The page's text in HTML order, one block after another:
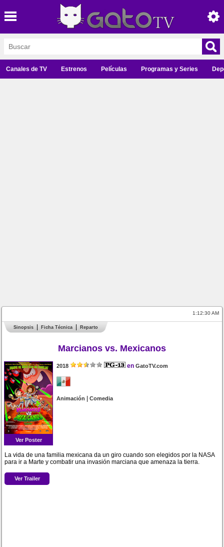
Canales de TV Estrenos Películas Programas y Series
1:12:30 AM
Sinopsis Ficha Técnica Reparto
Marcianos vs. Mexicanos
Ver Poster
2018 en GatoTV.com
Animación |Comedia
La vida de una familia mexicana da un giro cuando son elegidos por la NASA
para ir a Marte y combatir una invasión marciana que amenaza la tierra.
Ver Trailer